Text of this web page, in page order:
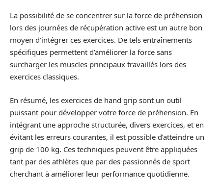
La possibilité de se concentrer sur la force de préhension
lors des journées de récupération active est un autre bon
moyen d’intégrer ces exercices. De tels entraînements
spécifiques permettent d’améliorer la force sans
surcharger les muscles principaux travaillés lors des
exercices classiques.
En résumé, les exercices de hand grip sont un outil
puissant pour développer votre force de préhension. En
intégrant une approche structurée, divers exercices, et en
évitant les erreurs courantes, il est possible d’atteindre un
grip de 100 kg. Ces techniques peuvent être appliquées
tant par des athlètes que par des passionnés de sport
cherchant à améliorer leur performance quotidienne.